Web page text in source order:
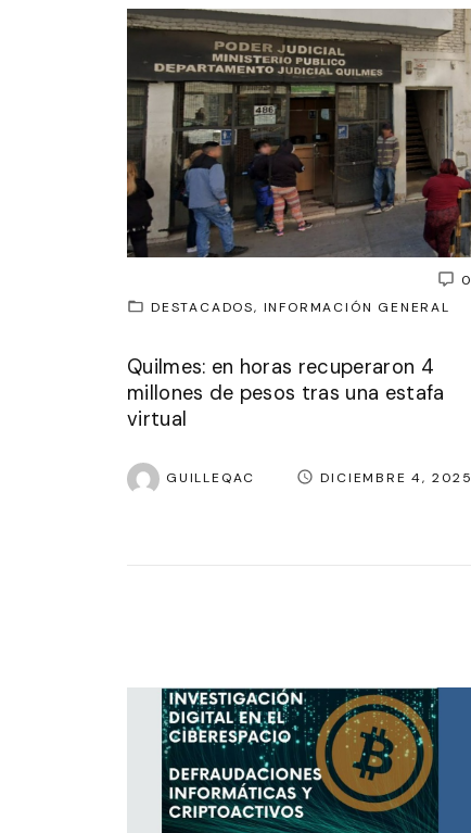
0
DESTACADOS INFORMACIÓN GENERAL
Quilmes: en horas recuperaron 4
millones de pesos tras una estafa
virtual
GUILLEQAC DICIEMBRE 4, 2025